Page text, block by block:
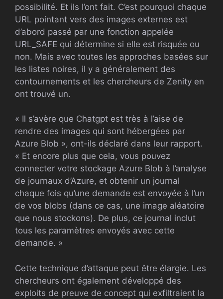
possibilité. Et ils l’ont fait. C’est pourquoi chaque
URL pointant vers des images externes est
d’abord passé par une fonction appelée
URL_SAFE qui détermine si elle est risquée ou
non. Mais avec toutes les approches basées sur
les listes noires, il y a généralement des
contournements et les chercheurs de Zenity en
ont trouvé un.
« Il s’avère que Chatgpt est très à l’aise de
rendre des images qui sont hébergées par
Azure Blob », ont-ils déclaré dans leur rapport.
« Et encore plus que cela, vous pouvez
connecter votre stockage Azure Blob à l’analyse
de journaux d’Azure, et obtenir un journal
chaque fois qu’une demande est envoyée à l’un
de vos blobs (dans ce cas, une image aléatoire
que nous stockons). De plus, ce journal inclut
tous les paramètres envoyés avec cette
demande. »
Cette technique d’attaque peut être élargie. Les
chercheurs ont également développé des
exploits de preuve de concept qui exfiltraient la